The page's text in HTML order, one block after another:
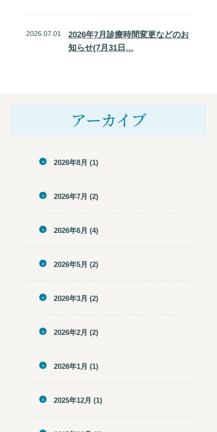
2026.07.01
2026年7月診療時間変更などのお
知らせ(7月31日…
アーカイブ
2026年8月 (1)
2026年7月 (2)
2026年6月 (4)
2026年5月 (2)
2026年3月 (2)
2026年2月 (2)
2026年1月 (1)
2025年12月 (1)